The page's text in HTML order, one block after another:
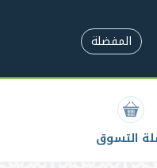
المفضلة
التسوق